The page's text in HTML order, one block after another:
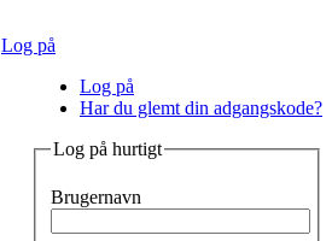
Log på
Log på
Har du glemt din adgangskode?
Log på hurtigt
Brugernavn